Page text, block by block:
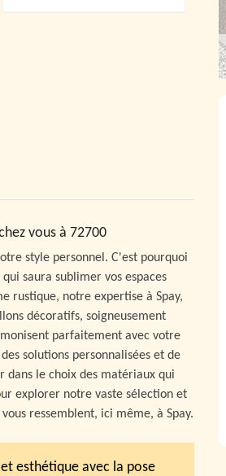
vous à 72700
style personnel. C'est pourquoi
saura sublimer vos espaces
rustique, notre expertise à Spay,
décoratifs, soigneusement
parfaitement avec votre
solutions personnalisées et de
dans le choix des matériaux qui
explorer notre vaste sélection et
ressemblent, ici même, à Spay.
esthétique avec la pose